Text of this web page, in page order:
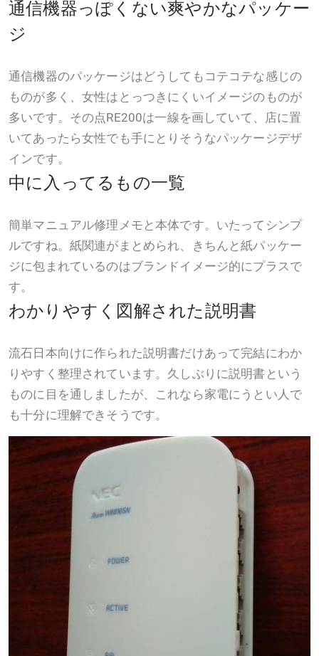
通信機器っぽくない爽やかなパッケー
ジ
通信機器のパッケージはどうしてもコテコテな感じの
ものが多く、女性はとっつきにくいイメージのものが
多いです。その点RE200は一線を画していて、店に置
いてあったら女性でも手にとりそうなパッケージデザ
インです。
中に入ってるもの一覧
簡単マニュアル修理メモと本体です。いたってシンプ
ルですね。紙関連がまとめられ、きちんと紙パッケー
ジに包まれているのはブランドイメージ的にプラスで
す。
わかりやすく図解された説明書
流石日本向けに作られた説明書だけあって完結にわか
りやすく整理されています。久しぶりに説明書という
ものに目を通しましたが、これなら家電にうとい人で
も十分に理解できそうです。